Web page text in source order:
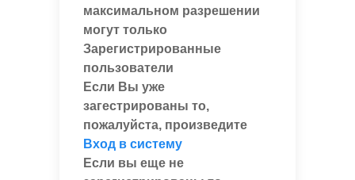
максимальном разрешении
могут только
Зарегистрированные
пользователи
Если Вы уже
загестрированы то,
пожалуйста, произведите
Вход в систему
Если вы еще не